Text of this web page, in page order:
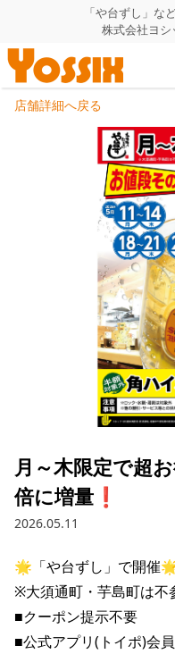
「や台ずし」な
株式会社ヨシ
HOME
企業情報
企業情報トップ
代表者あいさつ
グループ会社
会社概要
経営陣
組織図
所在地
飲食事業紹介
飲食事業紹介トッ
や台ずし
これや
焼とりてっぱん
ひとくち餃子の頂
せんと
や台や
IR（株主・投資家
IR情報トップ
会長メッセージ
コーポレートガバ
財務情報
業績推移
財政状況
株式情報
IRライブラリ
IRライブラリト
IRカレンダー
採用情報
採用情報トップ
パート・アルバイ
店舗物件・店舗施
お問い合わせ
お問い合わせトッ
ご意見・アンケー
このサイトについて
プライバシーポリシ
リンク集
店舗詳細へ戻る
月～木限定で超
倍に増量❗️
2026.05.11
🌟「や台ずし」で開催
※大須通町・芋島町は不
■クーポン提示不要
■公式アプリ(トイポ)会